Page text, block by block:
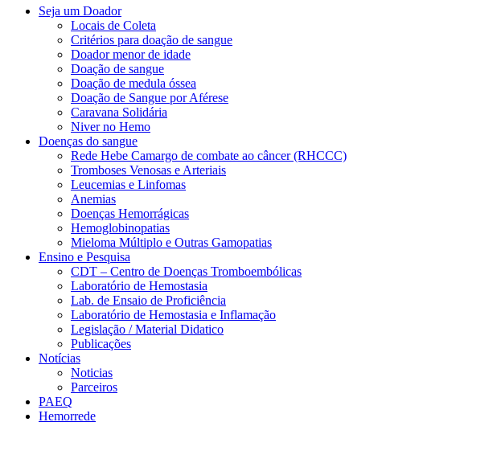
Seja um Doador
Locais de Coleta
Critérios para doação de sangue
Doador menor de idade
Doação de sangue
Doação de medula óssea
Doação de Sangue por Aférese
Caravana Solidária
Niver no Hemo
Doenças do sangue
Rede Hebe Camargo de combate ao câncer (RHCCC)
Tromboses Venosas e Arteriais
Leucemias e Linfomas
Anemias
Doenças Hemorrágicas
Hemoglobinopatias
Mieloma Múltiplo e Outras Gamopatias
Ensino e Pesquisa
CDT – Centro de Doenças Tromboembólicas
Laboratório de Hemostasia
Lab. de Ensaio de Proficiência
Laboratório de Hemostasia e Inflamação
Legislação / Material Didatico
Publicações
Notícias
Noticias
Parceiros
PAEQ
Hemorrede